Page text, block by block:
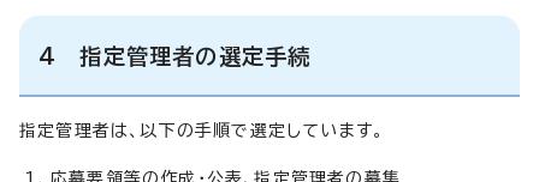
4 指定管理者の選定手続
指定管理者は、以下の手順で選定しています。
応募要領等の作成・公表、指定管理者の募集